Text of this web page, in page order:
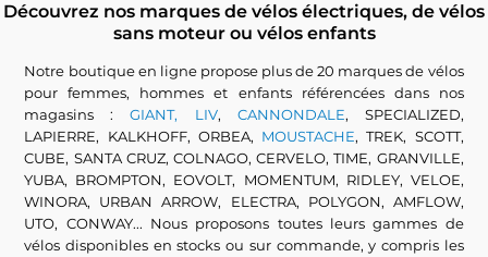
Découvrez nos marques de vélos électriques, de vélos
sans moteur ou vélos enfants
Notre boutique en ligne propose plus de 20 marques de vélos
pour femmes, hommes et enfants référencées dans nos
magasins :GIANT, LIV, CANNONDALE, SPECIALIZED,
LAPIERRE, KALKHOFF, ORBEA, MOUSTACHE, TREK, SCOTT,
CUBE, SANTA CRUZ, COLNAGO, CERVELO, TIME, GRANVILLE,
YUBA, BROMPTON, EOVOLT, MOMENTUM, RIDLEY, VELOE,
WINORA, URBAN ARROW, ELECTRA, POLYGON, AMFLOW,
UTO, CONWAY... Nous proposons toutes leurs gammes de
vélos disponibles en stocks ou sur commande, y compris les